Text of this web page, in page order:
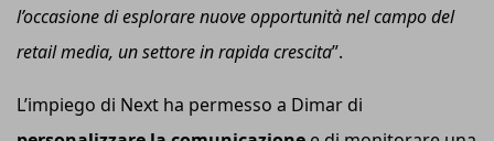
l’occasione di esplorare nuove opportunità nel campo del
retail media, un settore in rapida crescita”.
L’impiego di Next ha permesso a Dimar di